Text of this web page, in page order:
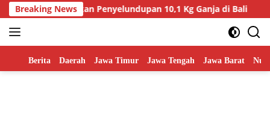
Skip
to
content
Breaking News
Gagalkan Penyelundupan 10,1 Kg Ganja di Bali
Home
Berita Daerah Jawa Timur Jawa Tengah Jawa Barat